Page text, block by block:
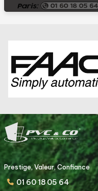
Prestige, Valeur, Confiance
01 60 18 05 64